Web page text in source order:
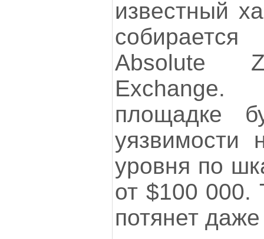
известный
Absolute
площадке
уязвимости
уровня по
от $100 000.
потянет